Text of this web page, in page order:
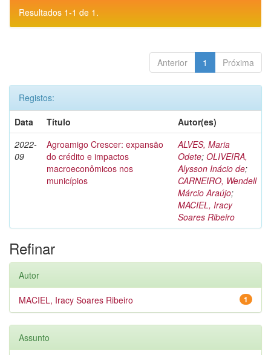
Resultados 1-1 de 1.
Anterior 1 Próxima
Registos:
Data
Título
Autor(es)
2022-
09
Agroamigo Crescer: expansão
do crédito e impactos
macroeconômicos nos
municípios
ALVES, Maria
Odete; OLIVEIRA,
Alysson Inácio de;
CARNEIRO, Wendell
Márcio Araújo;
MACIEL, Iracy
Soares Ribeiro
Refinar
Autor
1
MACIEL, Iracy Soares Ribeiro
Assunto